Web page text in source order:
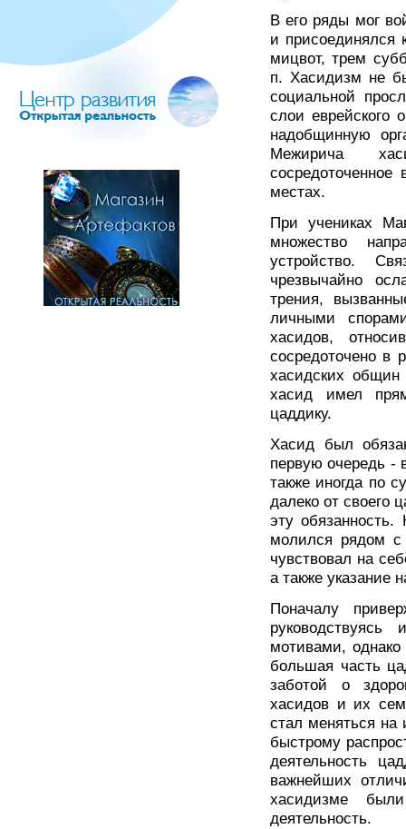
В его ряды мог
и присоединялся
мицвот, трем
п. Хасидизм не
социальной
слои еврейского
надобщинную
Межирича
местах.
При учениках
множество
устройство.
чрезвычайно
трения,
личными
хасидов,
сосредоточено в
хасидских общин
хасид имел
цаддику.
Хасид был
первую очередь -
также иногда по
далеко от своего
эту
молился рядом с
чувствовал на
а также указание
Поначалу
мотивами,
большая часть
заботой о
хасидов и их
стал меняться на
быстрому
деятельность
важнейших
хасидизме
деятельность.